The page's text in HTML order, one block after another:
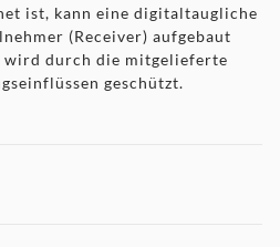
ist, kann eine digitaltaugliche
(Receiver) aufgebaut
wird durch die mitgelieferte
geschützt.